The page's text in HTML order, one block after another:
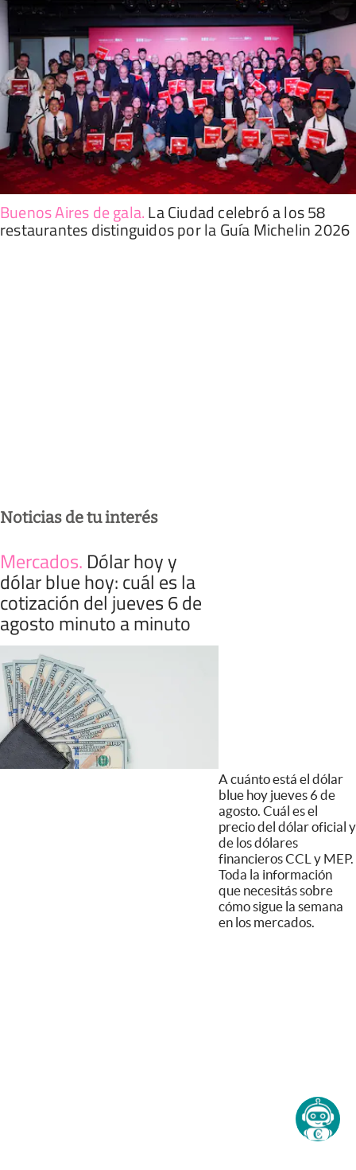
Buenos Aires de gala.La Ciudad celebró a los 58
restaurantes distinguidos por la Guía Michelin 2026
Noticias de tu interés
Mercados. Dólar hoy y
dólar blue hoy: cuál es la
cotización del jueves 6 de
agosto minuto a minuto
A cuánto está el dólar
blue hoy jueves 6 de
agosto. Cuál es el
precio del dólar oficial y
de los dólares
financieros CCL y MEP.
Toda la información
que necesitás sobre
cómo sigue la semana
en los mercados.